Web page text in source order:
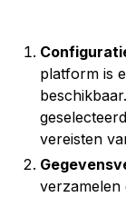
platform is
vereisten
verzamelen